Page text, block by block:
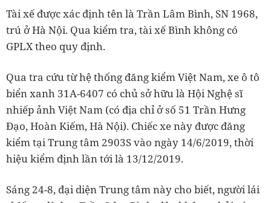
Tài xế được xác định tên là Trần Lâm Bình, SN 1968,
trú ở Hà Nội. Qua kiểm tra, tài xế Bình không có
GPLX theo quy định.
Qua tra cứu từ hệ thống đăng kiểm Việt Nam, xe ô tô
biển xanh 31A-6407 có chủ sở hữu là Hội Nghệ sĩ
nhiếp ảnh Việt Nam (có địa chỉ ở số 51 Trần Hưng
Đạo, Hoàn Kiếm, Hà Nội). Chiếc xe này được đăng
kiểm tại Trung tâm 2903S vào ngày 14/6/2019, thời
hiệu kiểm định lần tới là 13/12/2019.
Sáng 24-8, đại diện Trung tâm này cho biết, người lái